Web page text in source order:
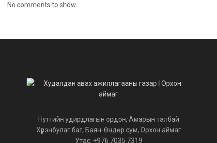
No comments to show.
Нутгийн удирдлагын ордон, Амарын талбай
Хүрэнбулаг баг, Баян-Өндөр сум, Орхон аймаг
Утас: +976 7035 7319